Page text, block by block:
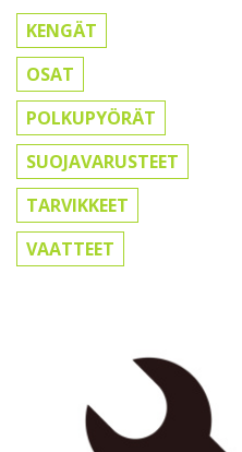
KENGÄT
OSAT
POLKUPYÖRÄT
SUOJAVARUSTEET
TARVIKKEET
VAATTEET